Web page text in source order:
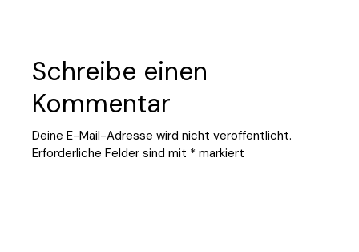
Schreibe einen
Kommentar
Deine E-Mail-Adresse wird nicht veröffentlicht.
Erforderliche Felder sind mit * markiert